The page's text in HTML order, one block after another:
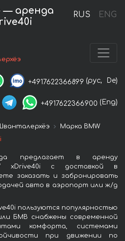
RUS ENG
— аренда
+4917622366899 (рус, De)
+4917622366900 (Eng)
Марка BMW
предлагает в аренду
xDrive40i с доставкой в
заказать и забронировать
авто в аэропорт или ж/д
пользуются популярностью
БМВ снабжены современной
комфорта, системами
при движении по